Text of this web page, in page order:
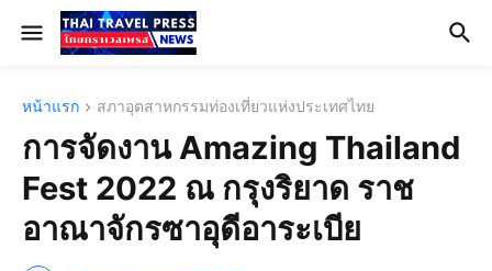
หน้าแรก สภาอุตสาหกรรมท่องเที่ยวแห่งประเทศไทย
การจัดงาน Amazing Thailand
Fest 2022 ณ กรุงริยาด ราช
อาณาจักรซาอุดีอาระเบีย